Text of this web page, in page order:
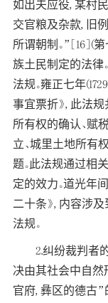
如出夫应役, 某村
交官粮及杂款, 旧
所谓朝制。”[16](
族土民制定的法律
法规。雍正七年
事宜票折》, 此法
所有权的确认、赋
立、城里土地所有
题。此法规通过相
定的效力。道光年
二十条》, 内容涉
法规。
2.纠纷裁判者
决由其社会中自然
官府, 彝区的德古